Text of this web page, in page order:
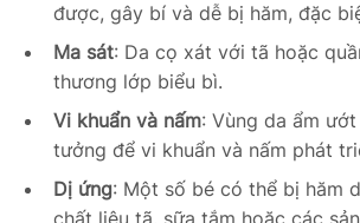
được, gây bí và dễ bị hăm, đặc
Ma sát: Da cọ xát với tã hoặc
thương lớp biểu bì.
Vi khuẩn và nấm: Vùng da ẩm
tưởng để vi khuẩn và nấm phát
Dị ứng: Một số bé có thể bị hăm